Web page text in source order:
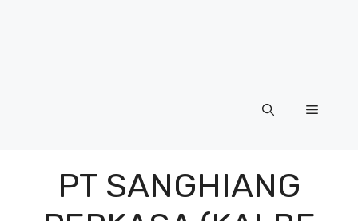
Menu
PT SANGHIANG